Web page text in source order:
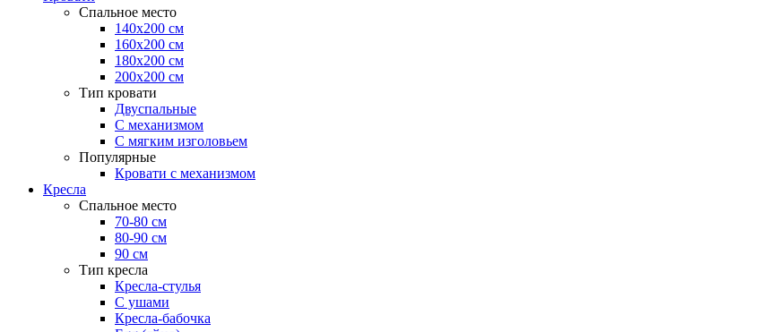
Спальное место
140х200 см
160х200 см
180х200 см
200х200 см
Тип кровати
Двуспальные
С механизмом
С мягким изголовьем
Популярные
Кровати с механизмом
Кресла
Спальное место
70-80 см
80-90 см
90 см
Тип кресла
Кресла-стулья
С ушами
Кресла-бабочка